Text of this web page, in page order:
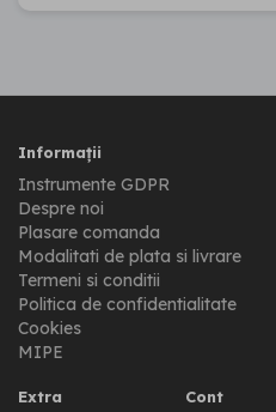
Informații
Instrumente GDPR
Despre noi
Plasare comanda
Modalitati de plata si livrare
Termeni si conditii
Politica de confidentialitate
Cookies
MIPE
Extra Cont